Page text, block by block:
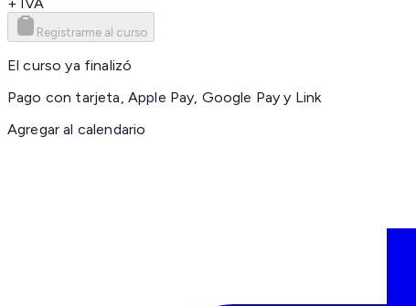
+ IVA
Registrarme al curso
El curso ya finalizó
Pago con tarjeta, Apple Pay, Google Pay y Link
Agregar al calendario